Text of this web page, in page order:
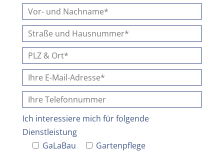
Ich interessiere mich für folgende
Dienstleistung
GaLaBau
Gartenpflege